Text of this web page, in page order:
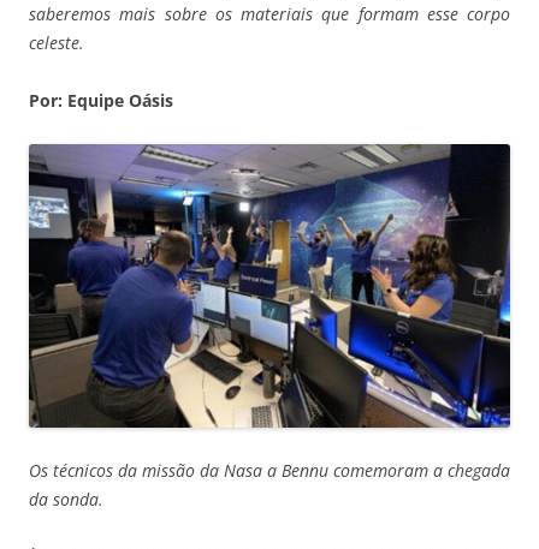
saberemos mais sobre os materiais que formam esse corpo
celeste.
Por: Equipe Oásis
Os técnicos da missão da Nasa a Bennu comemoram a chegada
da sonda.